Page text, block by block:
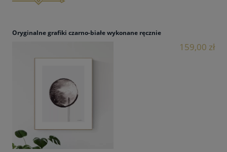
Oryginalne grafiki czarno-białe wykonane ręcznie
159,00 zł